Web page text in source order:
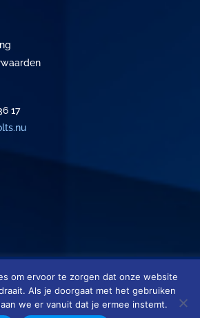
17
| BOLTS| Alle rechten voorbehouden
om ervoor te zorgen dat onze website
Als je doorgaat met het gebruiken
we er vanuit dat je ermee instemt.